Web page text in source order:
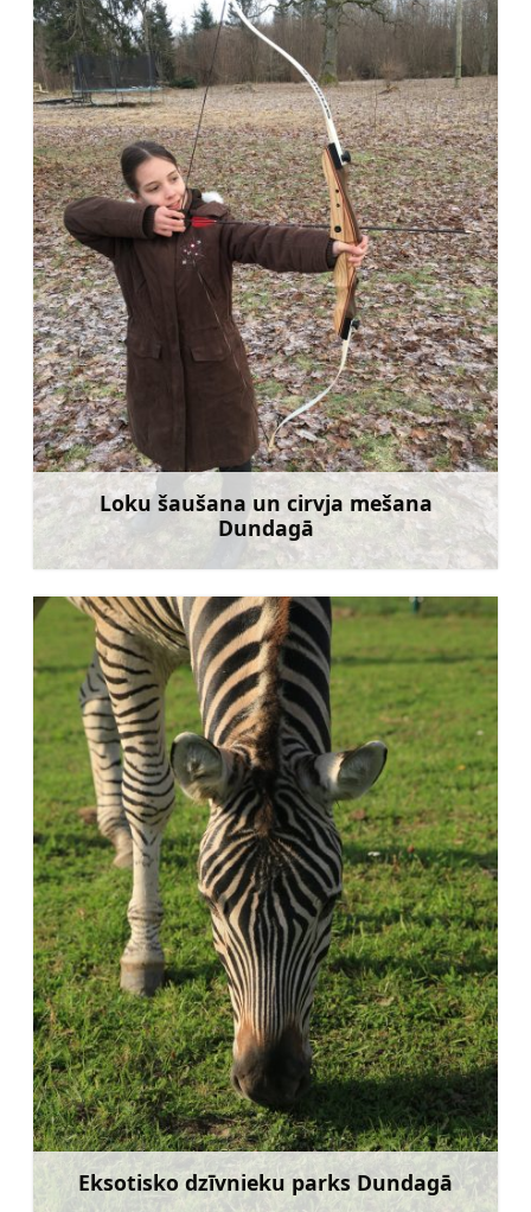
Loku šaušana un cirvja mešana
Dundagā
Uzzināt vairāk
Eksotisko dzīvnieku parks Dundagā
Uzzināt vairāk